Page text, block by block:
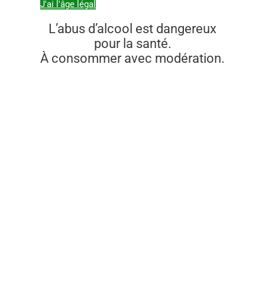
J'ai l'âge légal
L’abus d’alcool est dangereux
pour la santé.
À consommer avec modération.